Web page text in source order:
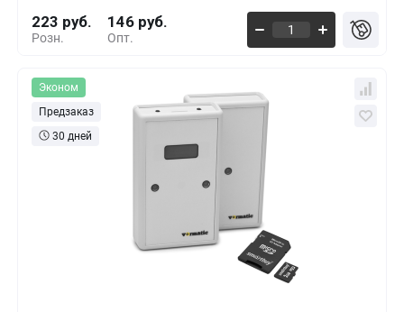
Розн.
223 руб.
Опт.
146 руб.
Эконом
Предзаказ
30 дней